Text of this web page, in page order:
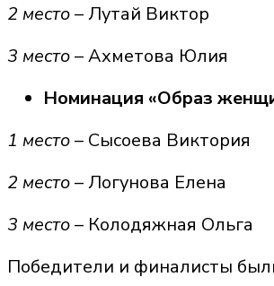
2 место– Лутай Виктор
3 место– Ахметова Юлия
Номинация «Образ
1 место– Сысоева Виктория
2 место– Логунова Елена
3 место– Колодяжная Ольга
Победители и финалисты